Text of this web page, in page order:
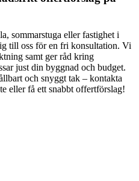
sommarstuga eller fastighet i
till oss för en fri konsultation. Vi
samt ger råd kring
just din byggnad och budget.
och snyggt tak – kontakta
eller få ett snabbt offertförslag!